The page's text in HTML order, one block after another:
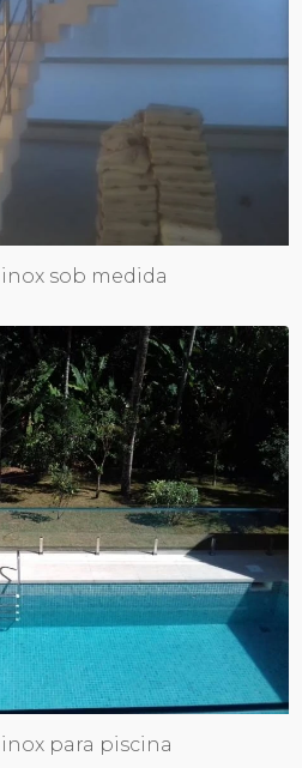
sob medida
para piscina